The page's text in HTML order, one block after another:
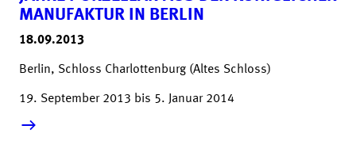
MANUFAKTUR IN BERLIN
18.09.2013
Berlin, Schloss Charlottenburg (Altes Schloss)
19. September 2013 bis 5. Januar 2014
mehr lesen &raquo;